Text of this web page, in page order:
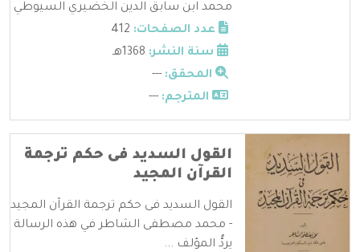
محمد ابن سابق الدين الخضيري السيوطي
عدد الصفحات:
سنة النشر:
المحقق: ---
المترجم: ---
القول السديد فى حكم ترجمة
القرآن المجيد
القول السديد فى حكم ترجمة القرآن المجيد
- محمد مصطفى الشاطر في هذه الرسالة
يردُّ المؤلف ...